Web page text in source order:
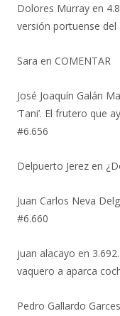
Dolores Murray en
versión portuense
Sara en COMENTAR
José Joaquín Galán
‘Tani’. El frutero que
#6.656
Delpuerto Jerez en
Juan Carlos Neva
#6.660
juan alacayo en
vaquero a aparca
Pedro Gallardo Garces